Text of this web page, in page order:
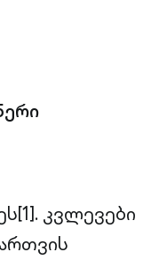
კვლევები